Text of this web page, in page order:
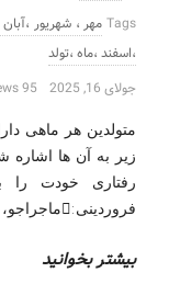
Tags مهر ، شهریور
،اسفند ،ماه ،تولد
جولای 16, 2025
95 Views
متولدین هر ماهی
زیر به آن ها
رفتاری خودت
فروردینی:ماجراجو، پرجنب وجوش، پیشگام
بیشتر بخوانید